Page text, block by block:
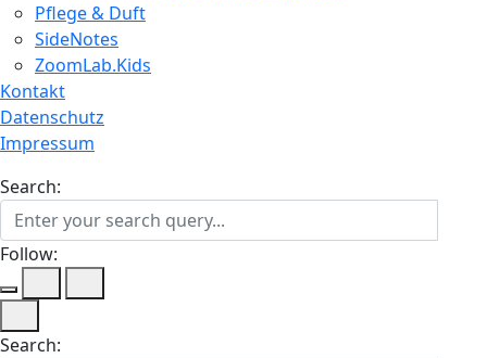
Pflege & Duft
SideNotes
ZoomLab.Kids
Kontakt
Datenschutz
Impressum
Search:
Follow:
Search: